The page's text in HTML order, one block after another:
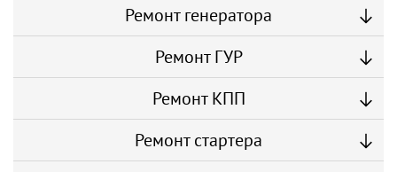
Ремонт генератора
Ремонт ГУР
Ремонт КПП
Ремонт стартера